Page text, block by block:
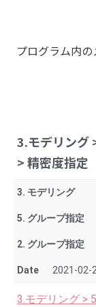
プログラム内
3.モデリング
> 精密度指定
3. モデリング
5. グループ指定
2. グループ指定
Date 2021-02-
3.モデリング >